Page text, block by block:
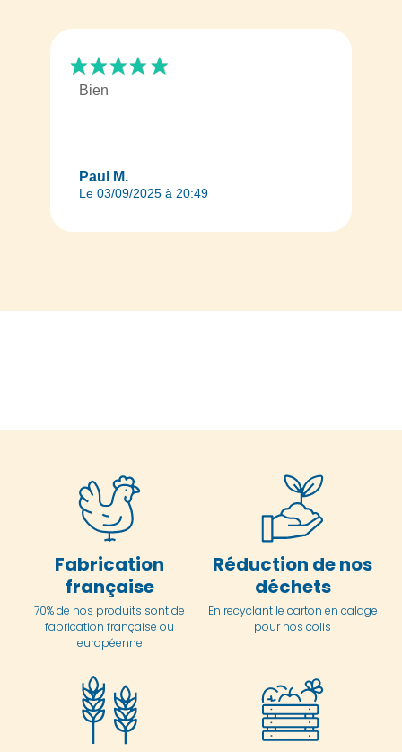
Paul M.
Le 03/09/2025 à 20:49
Bien
Fabrication
française
70% de nos produits sont de
fabrication française ou
européenne
Réduction de nos
déchets
En recyclant le carton en calage
pour nos colis